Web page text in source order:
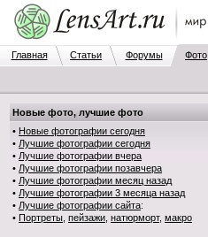
Главная Статьи Форумы Фото
Новые фото, лучшие фото
• Новые фотографии сегодня
• Лучшие фотографии сегодня
• Лучшие фотографии вчера
• Лучшие фотографии позавчера
• Лучшие фотографии месяц назад
• Лучшие фотографии 3 месяца назад
• Лучшие фотографии сайта:
• Портреты пейзажи натюрморт, макро